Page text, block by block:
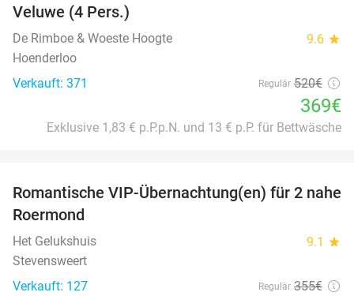
Veluwe (4 Pers.)
De Rimboe & Woeste Hoogte 9.6 star
Hoenderloo
Verkauft: 371
Regulär 520€
369€
Exklusive 1,83 € p.P.p.N. und 13 € p.P. für Bettwäsche
35%
Romantische VIP-Übernachtung(en) für 2 nahe
Roermond
Het Gelukshuis 9.1 star
Stevensweert
Verkauft: 127
Regulär 355€